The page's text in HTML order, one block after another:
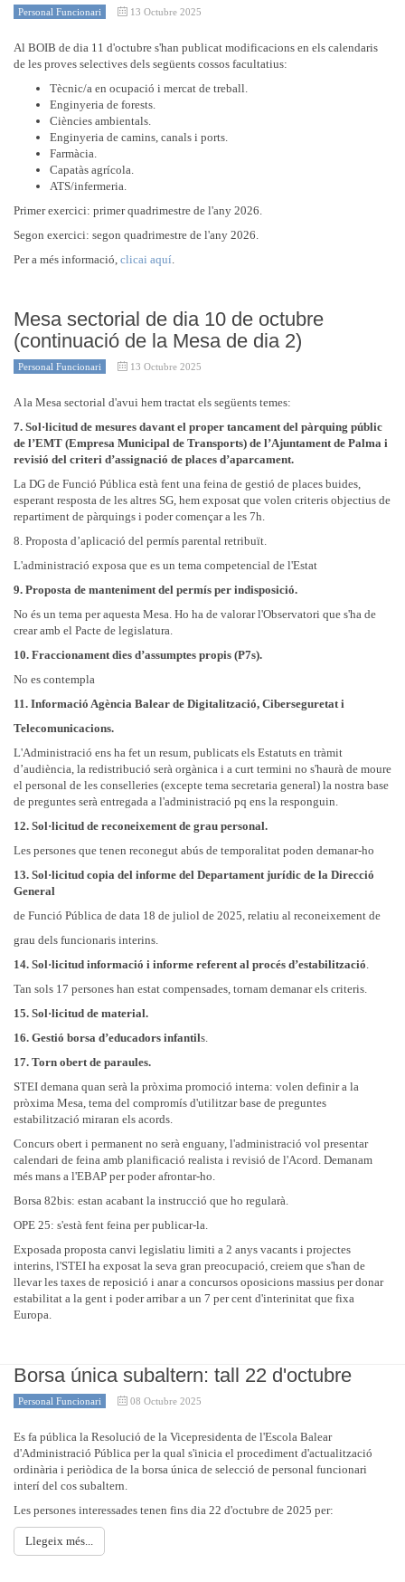
Personal Funcionari 13 Octubre 2025
Al BOIB de dia 11 d'octubre s'han publicat modificacions en els calendaris
de les proves selectives dels següents cossos facultatius:
Tècnic/a en ocupació i mercat de treball.
Enginyeria de forests.
Ciències ambientals.
Enginyeria de camins, canals i ports.
Farmàcia.
Capatàs agrícola.
ATS/infermeria.
Primer exercici: primer quadrimestre de l'any 2026.
Segon exercici: segon quadrimestre de l'any 2026.
Per a més informació, clicai aquí.
Mesa sectorial de dia 10 de octubre
(continuació de la Mesa de dia 2)
Personal Funcionari 13 Octubre 2025
A la Mesa sectorial d'avui hem tractat els següents temes:
7. Sol·licitud de mesures davant el proper tancament del pàrquing públic
de l’EMT (Empresa Municipal de Transports) de l’Ajuntament de Palma i
revisió del criteri d’assignació de places d’aparcament.
La DG de Funció Pública està fent una feina de gestió de places buides,
esperant resposta de les altres SG, hem exposat que volen criteris objectius de
repartiment de pàrquings i poder començar a les 7h.
8. Proposta d’aplicació del permís parental retribuït.
L'administració exposa que es un tema competencial de l'Estat
9. Proposta de manteniment del permís per indisposició.
No és un tema per aquesta Mesa. Ho ha de valorar l'Observatori que s'ha de
crear amb el Pacte de legislatura.
10. Fraccionament dies d’assumptes propis (P7s).
No es contempla
11. Informació Agència Balear de Digitalització, Ciberseguretat i
Telecomunicacions.
L'Administració ens ha fet un resum, publicats els Estatuts en tràmit
d’audiència, la redistribució serà orgànica i a curt termini no s'haurà de moure
el personal de les conselleries (excepte tema secretaria general) la nostra base
de preguntes serà entregada a l'administració pq ens la responguin.
12. Sol·licitud de reconeixement de grau personal.
Les persones que tenen reconegut abús de temporalitat poden demanar-ho
13. Sol·licitud copia del informe del Departament jurídic de la Direcció
General
de Funció Pública de data 18 de juliol de 2025, relatiu al reconeixement de
grau dels funcionaris interins.
14. Sol·licitud informació i informe referent al procés d’estabilització.
Tan sols 17 persones han estat compensades, tornam demanar els criteris.
15. Sol·licitud de material.
16. Gestió borsa d’educadors infantils.
17. Torn obert de paraules.
STEI demana quan serà la pròxima promoció interna: volen definir a la
pròxima Mesa, tema del compromís d'utilitzar base de preguntes
estabilització miraran els acords.
Concurs obert i permanent no serà enguany, l'administració vol presentar
calendari de feina amb planificació realista i revisió de l'Acord. Demanam
més mans a l'EBAP per poder afrontar-ho.
Borsa 82bis: estan acabant la instrucció que ho regularà.
OPE 25: s'està fent feina per publicar-la.
Exposada proposta canvi legislatiu limiti a 2 anys vacants i projectes
interins, l'STEI ha exposat la seva gran preocupació, creiem que s'han de
llevar les taxes de reposició i anar a concursos oposicions massius per donar
estabilitat a la gent i poder arribar a un 7 per cent d'interinitat que fixa
Europa.
Borsa única subaltern: tall 22 d'octubre
Personal Funcionari 08 Octubre 2025
Es fa pública la Resolució de la Vicepresidenta de l'Escola Balear
d'Administració Pública per la qual s'inicia el procediment d'actualització
ordinària i periòdica de la borsa única de selecció de personal funcionari
interí del cos subaltern.
Les persones interessades tenen fins dia 22 d'octubre de 2025 per:
Llegeix més...